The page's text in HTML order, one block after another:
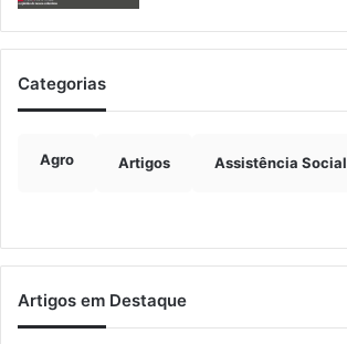
Categorias
Agro Artigos Assistência Social
Artigos em Destaque